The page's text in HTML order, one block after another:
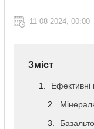
11 08 2024, 00:00
Зміст
Ефективні